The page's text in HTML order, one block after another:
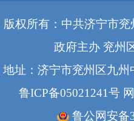
版权所有：中共济宁市
政府主办 兖州
地址：济宁市兖州区九州
鲁ICP备05021241号
鲁公网安备